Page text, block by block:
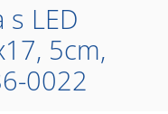
s LED
5cm,
0022